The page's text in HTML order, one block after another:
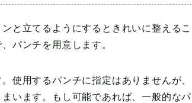
と立てるようにするときれいに整えるこ
パンチを用意します。
使用するパンチに指定はありませんが、
います。もし可能であれば、一般的なパ